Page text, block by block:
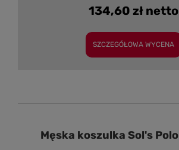
134,60 zł netto
SZCZEGÓŁOWA WYCENA
Męska koszulka Sol's